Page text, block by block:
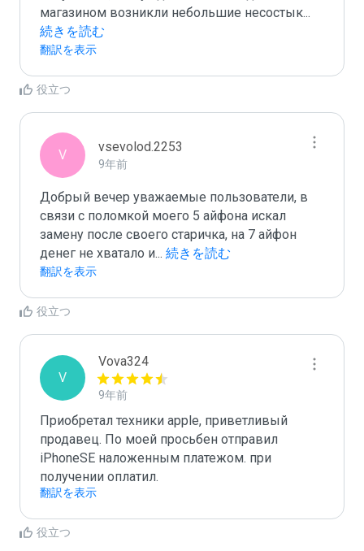
магазином возникли небольшие несостык...
続きを読む
翻訳を表示
役立つ
V
vsevolod.2253
9年前
Добрый вечер уважаемые пользователи, в
связи с поломкой моего 5 айфона искал
замену после своего старичка, на 7 айфон
денег не хватало и... 続きを読む
翻訳を表示
役立つ
V
Vova324
9年前
Приобретал техники apple, приветливый
продавец. По моей просьбен отправил
iPhoneSE наложенным платежом. при
получении оплатил.
翻訳を表示
役立つ